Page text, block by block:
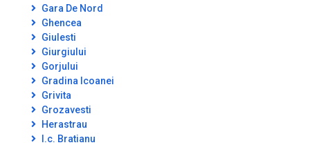
Gara De Nord
Ghencea
Giulesti
Giurgiului
Gorjului
Gradina Icoanei
Grivita
Grozavesti
Herastrau
I.c. Bratianu